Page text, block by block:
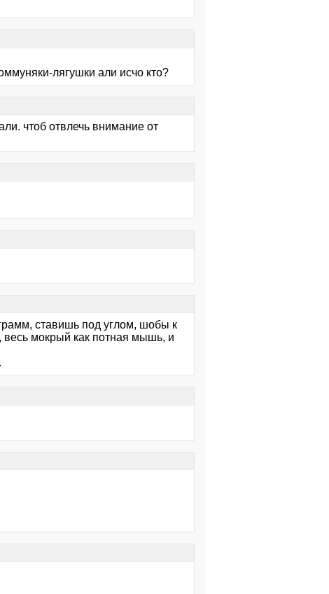
лягушки али исчо кто?
чтоб отвлечь внимание от
ставишь под углом, шобы к
весь мокрый как потная мышь, и